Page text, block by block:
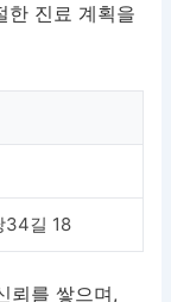
한 진료 계획을
34길 18
뢰를 쌓으며,